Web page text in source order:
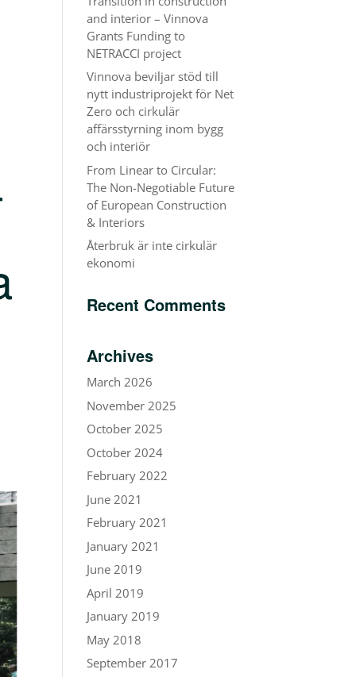
and interior – Vinnova
Grants Funding to
NETRACCI project
Vinnova beviljar stöd till
nytt industriprojekt för Net
Zero och cirkulär
affärsstyrning inom bygg
och interiör
From Linear to Circular:
The Non-Negotiable Future
of European Construction
& Interiors
Återbruk är inte cirkulär
ekonomi
Recent Comments
Archives
March 2026
November 2025
October 2025
October 2024
February 2022
June 2021
February 2021
January 2021
June 2019
April 2019
January 2019
May 2018
September 2017